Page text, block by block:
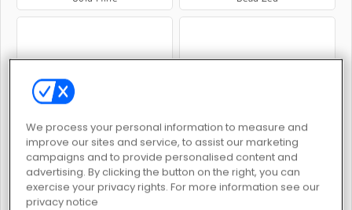
Gun Blood Slingshot Fortress
We process your personal information to measure and
improve our sites and service, to assist our marketing
campaigns and to provide personalised content and
advertising. By clicking the button on the right, you can
exercise your privacy rights. For more information see our
privacy notice